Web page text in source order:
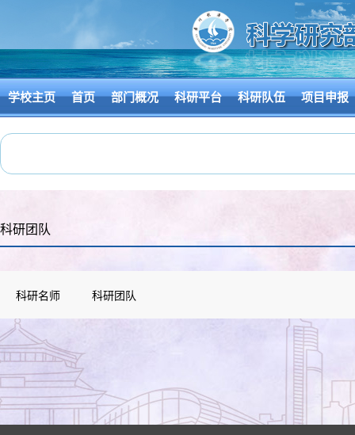
学校主页 首页 部门概况 科研平台 科研队伍 项目申报
科研团队
科研名师 科研团队